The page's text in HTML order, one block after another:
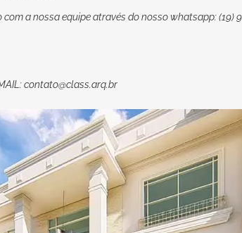
a nossa equipe através do nosso whatsapp: (19)
contato@class.arq.br